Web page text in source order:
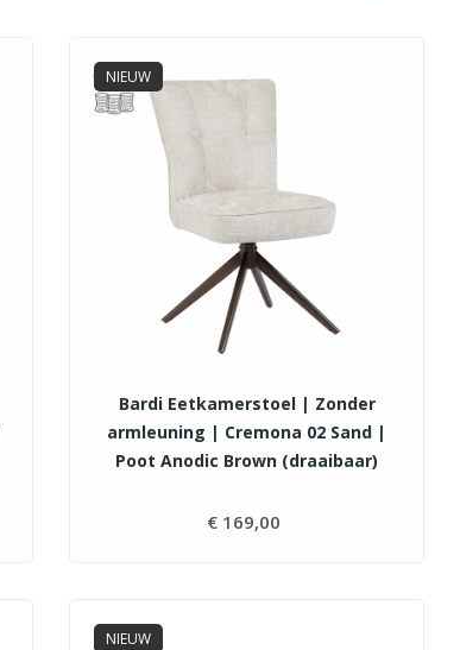
NIEUW
Bardi Eetkamerstoel | Zonder
armleuning | Cremona 02 Sand |
Poot Anodic Brown (draaibaar)
€ 169,00
NIEUW